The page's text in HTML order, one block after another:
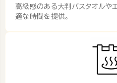
高級感のある大判バスタオルや
適な時間を提供。